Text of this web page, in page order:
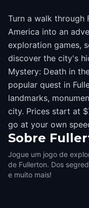
Turn a walk through
America into an
exploration games,
discover the city's
Mystery: Death in
popular quest in
landmarks,
city. Prices start at
go at your own
Sobre
Jogue um jogo de
de Fullerton. Dos
e muito mais!